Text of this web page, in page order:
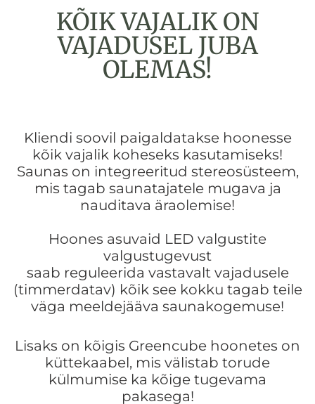
KÕIK VAJALIK ON
VAJADUSEL JUBA
OLEMAS!
Kliendi soovil paigaldatakse hoonesse
kõik vajalik koheseks kasutamiseks!
Saunas on integreeritud stereosüsteem,
mis tagab saunatajatele mugava ja
nauditava äraolemise!
Hoones asuvaid LED valgustite
valgustugevust
saab reguleerida vastavalt vajadusele
(timmerdatav) kõik see kokku tagab teile
väga meeldejääva saunakogemuse!
Lisaks on kõigis Greencube hoonetes on
küttekaabel, mis välistab torude
külmumise ka kõige tugevama
pakasega!